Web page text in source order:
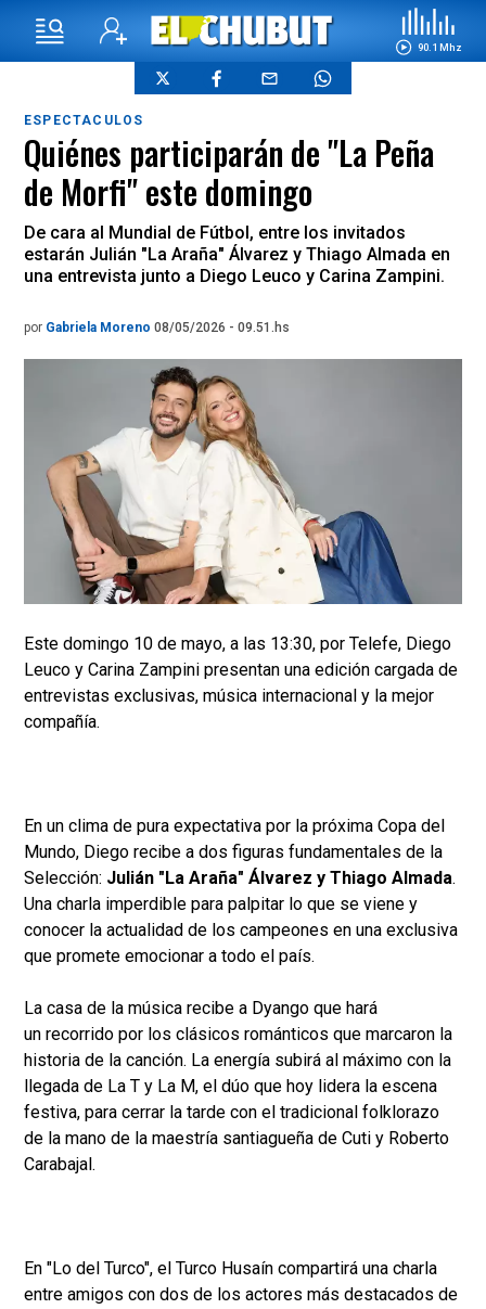
90.1 Mhz
ESPECTACULOS
Quiénes participarán de "La Peña
de Morfi" este domingo
De cara al Mundial de Fútbol, entre los invitados
estarán Julián "La Araña" Álvarez y Thiago Almada en
una entrevista junto a Diego Leuco y Carina Zampini.
por Gabriela Moreno 08/05/2026 - 09.51.hs
Este domingo 10 de mayo, a las 13:30, por Telefe, Diego
Leuco y Carina Zampini presentan una edición cargada de
entrevistas exclusivas, música internacional y la mejor
compañía.
En un clima de pura expectativa por la próxima Copa del
Mundo, Diego recibe a dos figuras fundamentales de la
Selección: Julián "La Araña" Álvarez y Thiago Almada.
Una charla imperdible para palpitar lo que se viene y
conocer la actualidad de los campeones en una exclusiva
que promete emocionar a todo el país.
La casa de la música recibe a Dyango que hará
un recorrido por los clásicos románticos que marcaron la
historia de la canción. La energía subirá al máximo con la
llegada de La T y La M, el dúo que hoy lidera la escena
festiva, para cerrar la tarde con el tradicional folklorazo
de la mano de la maestría santiagueña de Cuti y Roberto
Carabajal.
En "Lo del Turco", el Turco Husaín compartirá una charla
entre amigos con dos de los actores más destacados de